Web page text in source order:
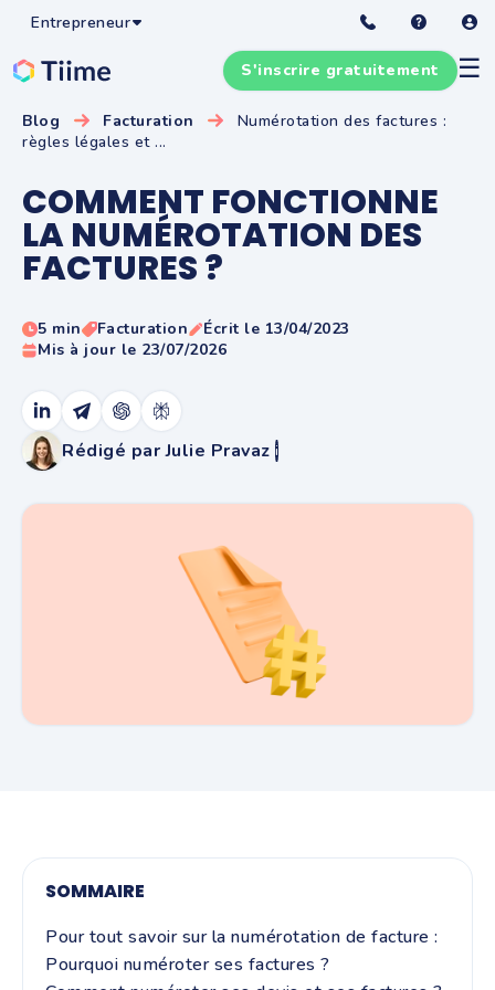
Entrepreneur
☰
S'inscrire gratuitement
Blog Facturation
Numérotation des factures :
règles légales et ...
COMMENT FONCTIONNE
LA NUMÉROTATION DES
FACTURES ?
5 min Facturation
Écrit le 13/04/2023
Mis à jour le 23/07/2026
Rédigé par Julie Pravaz i
SOMMAIRE
Pour tout savoir sur la numérotation de facture :
Pourquoi numéroter ses factures ?